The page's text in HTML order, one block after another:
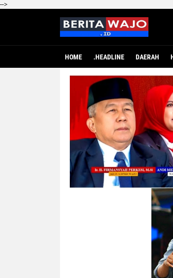
-->
HOME .HEADLINE DAERAH